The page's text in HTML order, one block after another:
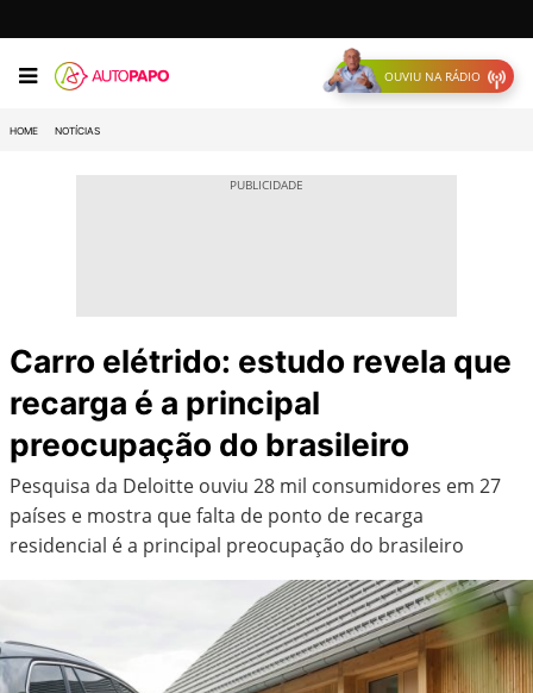
OUVIU NA RÁDIO
HOME NOTÍCIAS
Carro elétrido: estudo revela que
recarga é a principal
preocupação do brasileiro
Pesquisa da Deloitte ouviu 28 mil consumidores em 27
países e mostra que falta de ponto de recarga
residencial é a principal preocupação do brasileiro